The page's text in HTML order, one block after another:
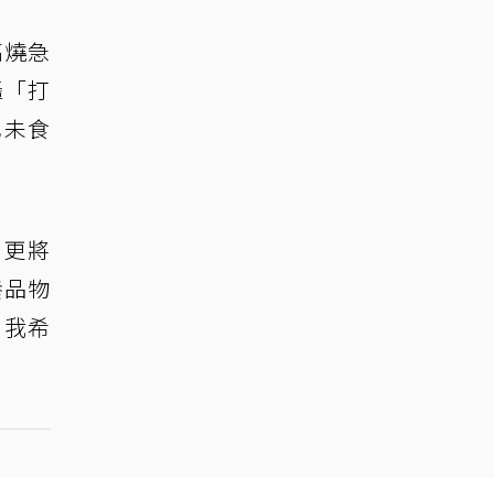
急
打
食
將
物
希